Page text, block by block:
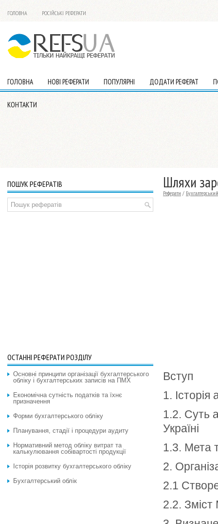
ГОЛОВНА РОСІЙСЬКІ РЕФЕРАТИ
ГОЛОВНА НОВІ РЕФЕРАТИ ПОПУЛЯРНІ ДОДАТИ РЕФЕРАТ
КОНТАКТИ
Шляхи
Реферати /
Вступ
1. Історія
1.2. Суть
Україні
1.3. Мета
2.
2.1
2.2.
ПОШУК РЕФЕРАТІВ
ОСТАННІ РЕФЕРАТИ РОЗДІЛУ
Основні принципи організації бухгалтерського
обліку і бухгалтерських записів на ПМХ
Економічна сутність податків та їхнє
призначення
Форми бухгалтерського обліку
Планування, стадії і процедури аудиту
Нормативний метод обліку витрат та
калькулювання собівартості продукції
Історія розвитку бухгалтерського обліку
Бухгалтерський облік